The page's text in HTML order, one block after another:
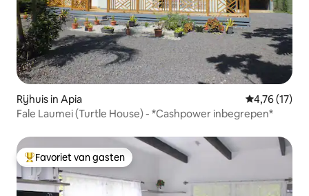
Rijhuis in Apia Gemiddelde
4,76 (17)
Fale Laumei (Turtle House) - *Cashpower inbegrepen*
Topfavoriet van gasten
Favoriet van gasten